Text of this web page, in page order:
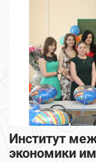
Институт
экономики